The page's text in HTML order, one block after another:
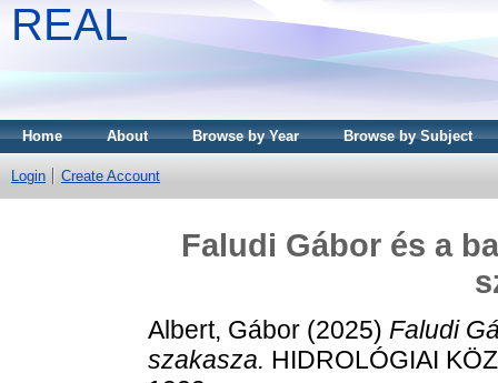
REAL
Home About Browse by Year Browse by Subject
Login Create Account
Faludi Gábor és a
Albert, Gábor (2025) Faludi
szakasza. HIDROLÓGIAI